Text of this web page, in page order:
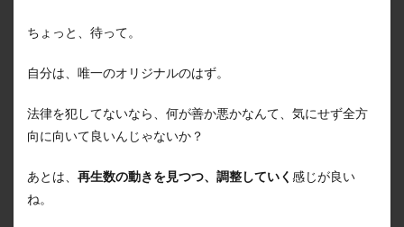
ちょっと、待って。
自分は、唯一のオリジナルのはず。
法律を犯してないなら、何が善か悪かなんて、気にせず全方
向に向いて良いんじゃないか？
あとは、 再生数の動きを見つつ、調整していく 感じが良い
ね。